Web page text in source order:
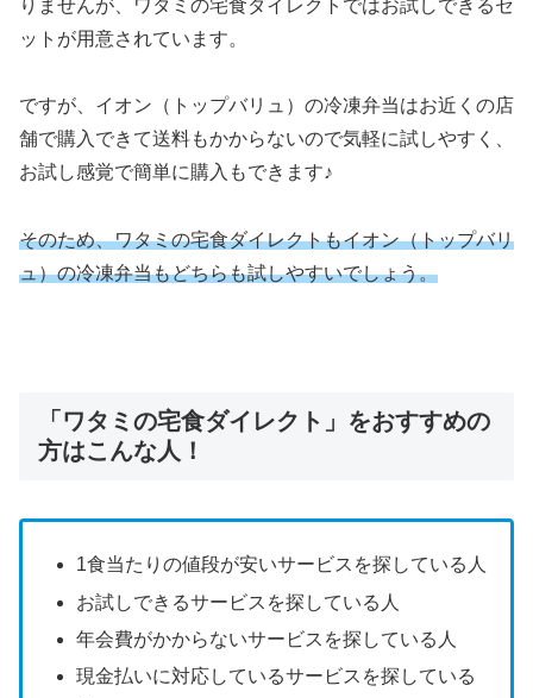
りませんが、ワタミの宅食ダイレクトではお試しできるセ
ットが用意されています。
ですが、イオン（トップバリュ）の冷凍弁当はお近くの店
舗で購入できて送料もかからないので気軽に試しやすく、
お試し感覚で簡単に購入もできます♪
そのため、ワタミの宅食ダイレクトもイオン（トップバリ
ュ）の冷凍弁当もどちらも試しやすいでしょう。
「ワタミの宅食ダイレクト」をおすすめの
方はこんな人！
1食当たりの値段が安いサービスを探している人
お試しできるサービスを探している人
年会費がかからないサービスを探している人
現金払いに対応しているサービスを探している